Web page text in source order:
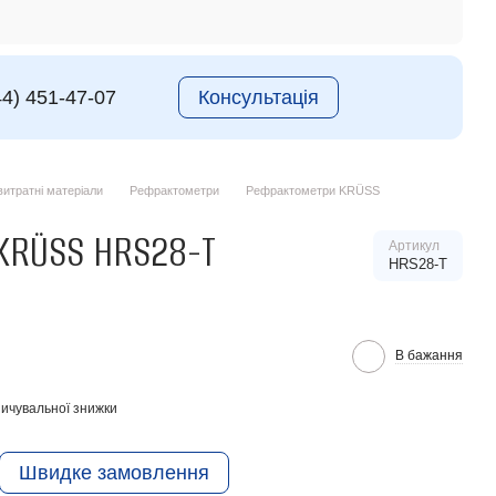
451-47-07 Консультація
матеріали Рефрактометри Рефрактометри KRÜSS
HRS28-T Артикул
HRS28-T
В бажання
знижки
Швидке замовлення